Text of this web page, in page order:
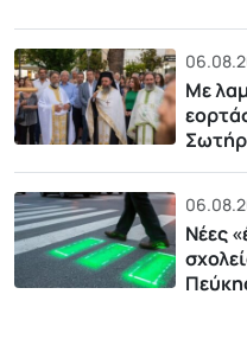
Με
Νέες